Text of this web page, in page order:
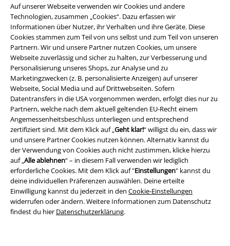
Auf unserer Webseite verwenden wir Cookies und andere
Technologien, zusammen „Cookies“. Dazu erfassen wir
Informationen über Nutzer, ihr Verhalten und ihre Geräte. Diese
Cookies stammen zum Teil von uns selbst und zum Teil von unseren
Partnern. Wir und unsere Partner nutzen Cookies, um unsere
Webseite zuverlässig und sicher zu halten, zur Verbesserung und
Personalisierung unseres Shops, zur Analyse und zu
Marketingzwecken (z. B. personalisierte Anzeigen) auf unserer
Webseite, Social Media und auf Drittwebseiten. Sofern
Datentransfers in die USA vorgenommen werden, erfolgt dies nur zu
Partnern, welche nach dem aktuell geltenden EU-Recht einem
Angemessenheitsbeschluss unterliegen und entsprechend
zertifiziert sind. Mit dem Klick auf „Geht klar!“ willigst du ein, dass wir
und unsere Partner Cookies nutzen können. Alternativ kannst du
der Verwendung von Cookies auch nicht zustimmen, klicke hierzu
auf „Alle ablehnen“ – in diesem Fall verwenden wir lediglich
erforderliche Cookies. Mit dem Klick auf "Einstellungen" kannst du
deine individuellen Präferenzen auswählen. Deine erteilte
Einwilligung kannst du jederzeit in den Cookie-Einstellungen
widerrufen oder ändern. Weitere Informationen zum Datenschutz
findest du hier Datenschutzerklärung.
Lade dir jetzt kostenlos unsere neue EMP App runter und genieße
die vielen neuen Funktionen und Vorteile!
A Warner Music Group Company